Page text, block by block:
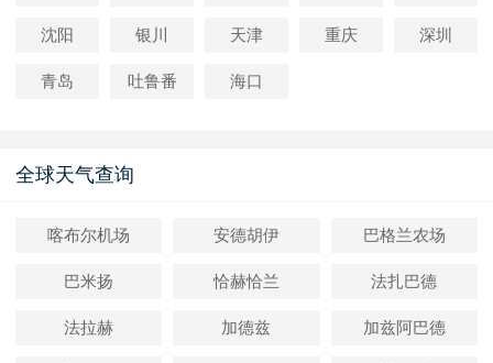
沈阳 银川 天津 重庆 深圳
青岛 吐鲁番 海口
全球天气查询
喀布尔机场 安德胡伊 巴格兰农场
巴米扬 恰赫恰兰 法扎巴德
法拉赫 加德兹 加兹阿巴德